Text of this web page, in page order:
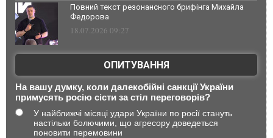
Повний текст резонансного брифінга Михайла
Федорова
18.07.2026 09:27
ОПИТУВАННЯ
На вашу думку, коли далекобійні санкції України
примусять росію сісти за стіл переговорів?
У найближчі місяці удари України по росії стануть
настільки болючими, що агресору доведеться
поновити перемовини